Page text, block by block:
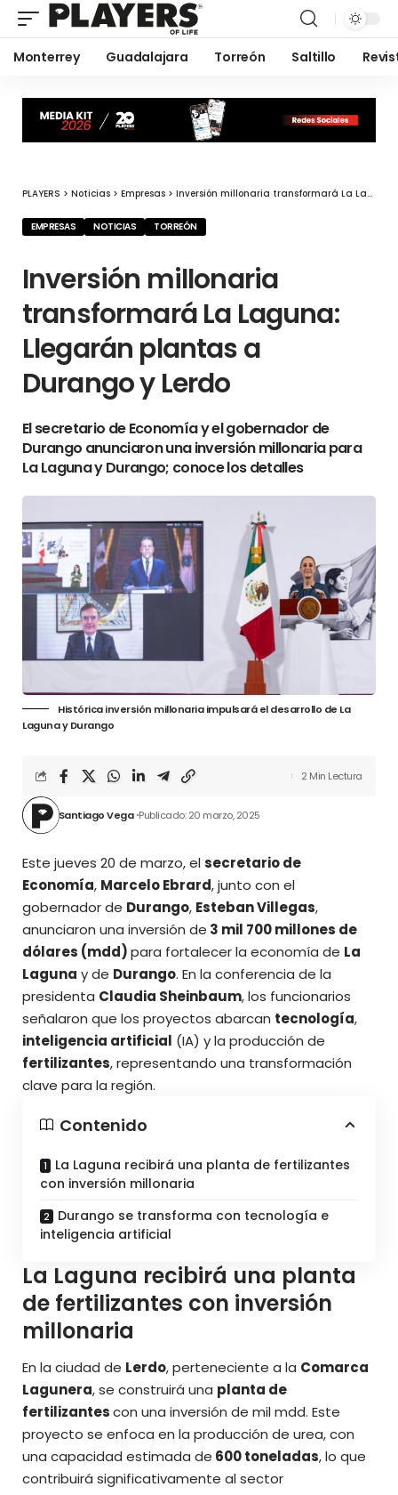
Monterrey Guadalajara Torreón Saltillo
PLAYERS > Noticias > Empresas > Inversión millonaria transformará La Laguna: Llegarán plantas a Durango y Lerdo
EMPRESAS NOTICIAS TORREÓN
Inversión millonaria
transformará La Laguna:
Llegarán plantas a
Durango y Lerdo
El secretario de Economía y el gobernador de
Durango anunciaron una inversión millonaria para
La Laguna y Durango; conoce los detalles
Histórica inversión millonaria impulsará el desarrollo de La
Laguna y Durango
Santiago Vega Publicado: 20 marzo, 2025
2 Min Lectura
Este jueves 20 de marzo, elsecretario de
Economía, Marcelo Ebrard, junto con el
gobernador de Durango, Esteban Villegas,
anunciaron una inversión de 3 mil 700 millones de
dólares (mdd)para fortalecer la economía de La
Laguna y de Durango. En la conferencia de la
presidenta Claudia Sheinbaum, los funcionarios
señalaron que los proyectos abarcan tecnología,
inteligencia artificial (IA) y la producción de
fertilizantes, representando una transformación
clave para la región.
Contenido
La Laguna recibirá una planta de fertilizantes
con inversión millonaria
Durango se transforma con tecnología e
inteligencia artificial
La Laguna recibirá una planta
de fertilizantes con inversión
millonaria
En la ciudad de Lerdo, perteneciente a la Comarca
Lagunera, se construirá una planta de
fertilizantescon una inversión de mil mdd. Este
proyecto se enfoca en la producción de urea, con
una capacidad estimada de 600 toneladas, lo que
contribuirá significativamente al sector